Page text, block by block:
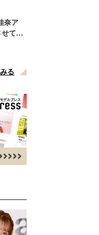
奈ア
てい
る